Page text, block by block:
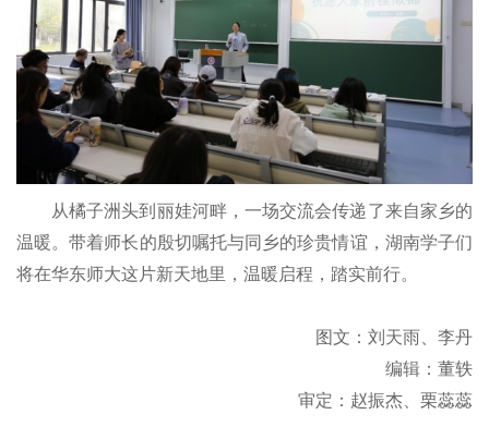
从橘子洲头到丽娃河畔，一场交流会传递了来自家乡的
温暖。带着师长的殷切嘱托与同乡的珍贵情谊，湖南学子们
将在华东师大这片新天地里，温暖启程，踏实前行。
图文：刘天雨、李丹
编辑：董轶
审定：赵振杰、栗蕊蕊